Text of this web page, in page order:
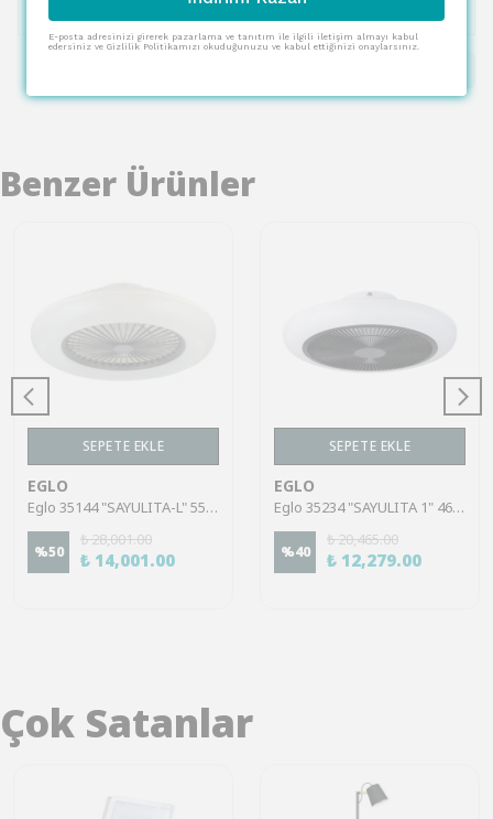
Benzer Ürünler
SEPETE EKLE
EGLO
Eglo 35144 "SAYULITA-L" 55 Cm Çapında Abs Tavan Vantilatörü Ac Motor
%50
₺ 28,001.00
₺ 14,001.00
SEPETE EKLE
EGLO
Eglo 35234 "SAYULITA 1" 46 Cm Çapında Abs Tavan Vantilatörü
%40
₺ 20,465.00
₺ 12,279.00
Çok Satanlar
E-posta adresinizi girerek pazarlama ve tanıtım ile ilgili iletişim almayı kabul
edersiniz ve Gizlilik Politikamızı okuduğunuzu ve kabul ettiğinizi onaylarsınız.